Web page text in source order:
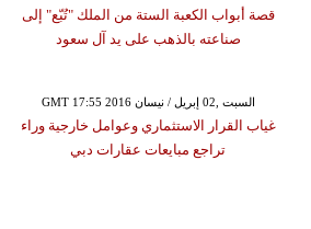
قصة أبواب الكعبة الستة من الملك "تُبّع" إلى
صناعته بالذهب على يد آل سعود
GMT 17:55 2016 السبت ,02 إبريل / نيسان
غياب القرار الاستثماري وعوامل خارجية وراء
تراجع مبايعات عقارات دبي